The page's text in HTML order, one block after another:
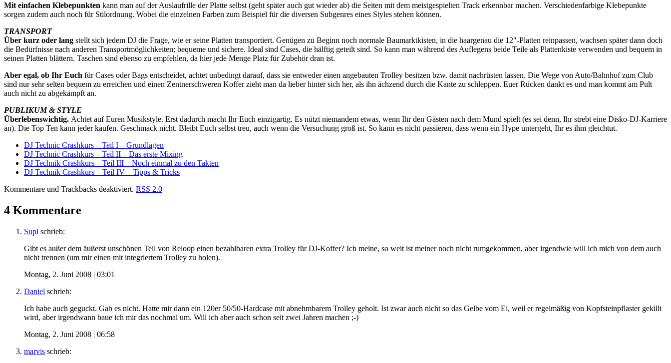
Mit einfachen Klebepunkten kann man auf der Auslaufrille der Platte selbst (geht später auch gut wieder ab) die Seiten mit dem meistgespielten Track erkennbar machen. Verschiedenfarbige Klebepunkte
sorgen zudem auch noch für Stilordnung. Wobei die einzelnen Farben zum Beispiel für die diversen Subgenres eines Styles stehen können.
TRANSPORT
Über kurz oder lang stellt sich jedem DJ die Frage, wie er seine Platten transportiert. Genügen zu Beginn noch normale Baumarktkisten, in die haargenau die 12″-Platten reinpassen, wachsen später dann doch
die Bedürfnisse nach anderen Transportmöglichkeiten; bequeme und sichere. Ideal sind Cases, die hälftig geteilt sind. So kann man während des Auflegens beide Teile als Plattenkiste verwenden und bequem in
seinen Platten blättern. Taschen sind ebenso zu empfehlen, da hier jede Menge Platz für Zubehör dran ist.
Aber egal, ob Ihr Euch für Cases oder Bags entscheidet, achtet unbedingt darauf, dass sie entweder einen angebauten Trolley besitzen bzw. damit nachrüsten lassen. Die Wege von Auto/Bahnhof zum Club
sind nur sehr selten bequem zu erreichen und einen Zentnerschweren Koffer zieht man da lieber hinter sich her, als ihn ächzend durch die Kante zu schleppen. Euer Rücken dankt es und man kommt am Pult
auch nicht zu abgekämpft an.
PUBLIKUM & STYLE
Überlebenswichtig. Achtet auf Euren Musikstyle. Erst dadurch macht Ihr Euch einzigartig. Es nützt niemandem etwas, wenn Ihr den Gästen nach dem Mund spielt (es sei denn, Ihr strebt eine Disko-DJ-Karriere
an). Die Top Ten kann jeder kaufen. Geschmack nicht. Bleibt Euch selbst treu, auch wenn die Versuchung groß ist. So kann es nicht passieren, dass wenn ein Hype untergeht, Ihr es ihm gleichtut.
DJ Technic Crashkurs – Teil I – Grundlagen
DJ Technic Crashkurs – Teil II – Das erste Mixing
DJ Technik Crashkurs – Teil III – Noch einmal zu den Takten
DJ Technik Crashkurs – Teil IV – Tipps & Tricks
Kommentare und Trackbacks deaktiviert. RSS 2.0
4 Kommentare
Supi schrieb:
Gibt es außer dem äußerst unschönen Teil von Reloop einen bezahlbaren extra Trolley für DJ-Koffer? Ich meine, so weit ist meiner noch nicht rumgekommen, aber irgendwie will ich mich von dem auch
nicht trennen (um mir einen mit integriertem Trolley zu holen).
Montag, 2. Juni 2008 | 03:01
Daniel schrieb:
Ich habe auch geguckt. Gab es nicht. Hatte mir dann ein 120er 50/50-Hardcase mit abnehmbarem Trolley geholt. Ist zwar auch nicht so das Gelbe vom Ei, weil er regelmäßig von Kopfsteinpflaster gekillt
wird, aber irgendwann baue ich mir das nochmal um. Will ich aber auch schon seit zwei Jahren machen ;-)
Montag, 2. Juni 2008 | 06:58
marvis schrieb: